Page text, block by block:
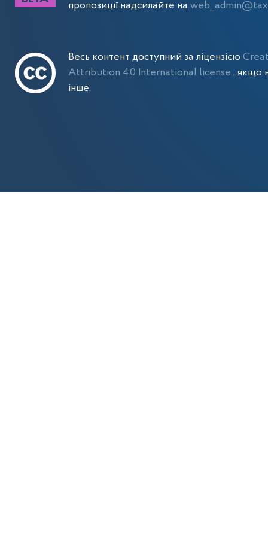
пропозиції надсилайте на
Весь контент доступний за ліцензією
Attribution 4.0 International license, якщо
інше.